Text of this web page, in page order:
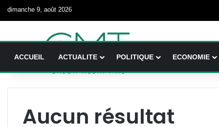
dimanche 9, août 2026
ACCUEIL ACTUALITE POLITIQUE ECONOMIE
Aucun résultat